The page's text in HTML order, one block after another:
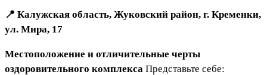
📍 Калужская область, Жуковский район, г. Кременки,
ул. Мира, 17
Местоположение и отличительные черты
оздоровительного комплекса Представьте себе: